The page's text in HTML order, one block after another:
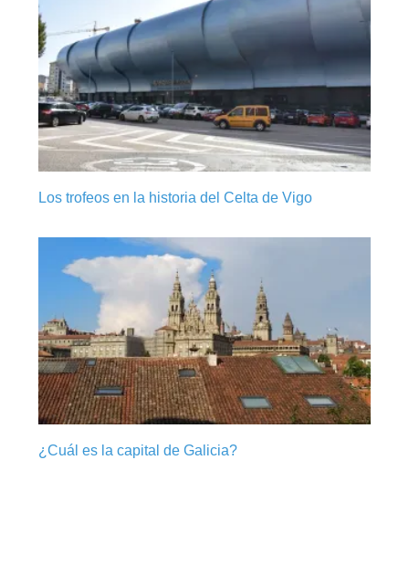
Los trofeos en la historia del Celta de Vigo
¿Cuál es la capital de Galicia?